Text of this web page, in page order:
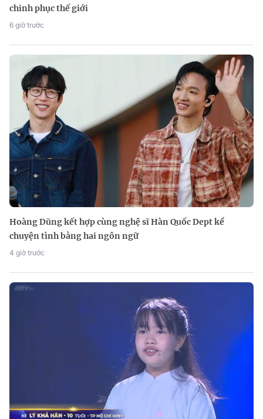
chinh phục thế giới
6 giờ trước
Hoàng Dũng kết hợp cùng nghệ sĩ Hàn Quốc Dept kể
chuyện tình bằng hai ngôn ngữ
4 giờ trước